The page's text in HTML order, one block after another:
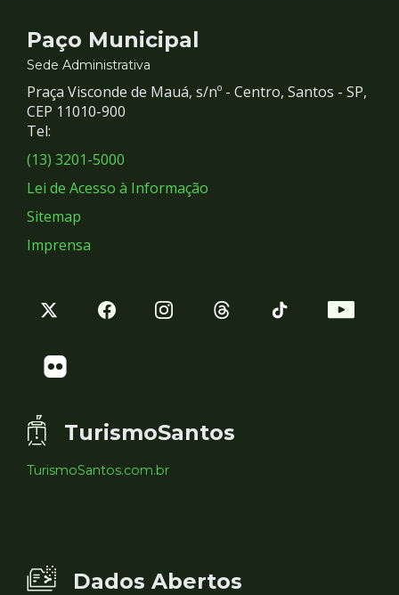
Contato
e
Redes
Sociais
Paço Municipal
Sede Administrativa
Praça Visconde de Mauá, s/nº - Centro, Santos - SP,
CEP 11010-900
Tel:
(13) 3201-5000
Lei de Acesso à Informação
Sitemap
Imprensa
TurismoSantos
TurismoSantos.com.br
Dados Abertos